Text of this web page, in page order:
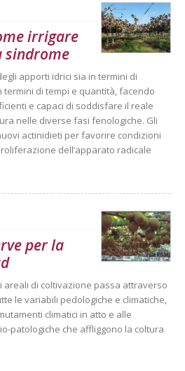
irrigare
sindrome
apporti idrici sia in termini di
di tempi e quantità, facendo
e capaci di soddisfare il reale
nelle diverse fasi fenologiche. Gli
actinidieti per favorire condizioni
dell’apparato radicale
per la
areali di coltivazione passa attraverso
le variabili pedologiche e climatiche,
climatici in atto e alle
patologiche che affliggono la coltura